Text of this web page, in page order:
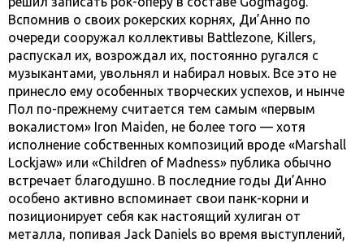
Вспомнив о своих рокерских корнях, Ди’Анно по
очереди сооружал коллективы Battlezone, Killers,
распускал их, возрождал их, постоянно ругался с
музыкантами, увольнял и набирал новых. Все это не
принесло ему особенных творческих успехов, и нынче
Пол по-прежнему считается тем самым «первым
вокалистом» Iron Maiden, не более того — хотя
исполнение собственных композиций вроде «Marshall
Lockjaw» или «Children of Madness» публика обычно
встречает благодушно. В последние годы Ди’Анно
особено активно вспоминает свои панк-корни и
позиционирует себя как настоящий хулиган от
металла, попивая Jack Daniels во время выступлений,